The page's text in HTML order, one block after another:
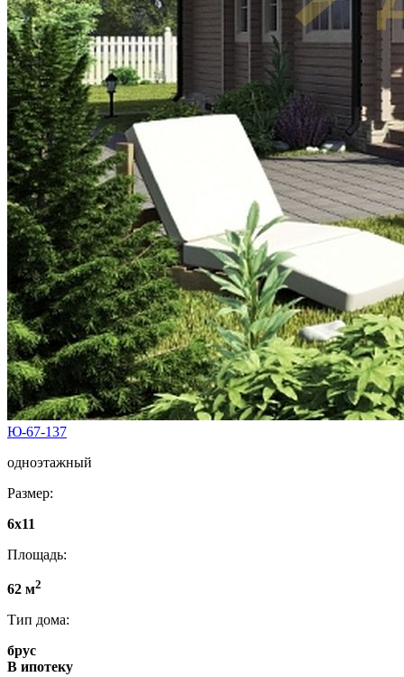
Ю-67-137
одноэтажный
Размер:
6х11
Площадь:
62 м2
Тип дома:
брус
В ипотеку